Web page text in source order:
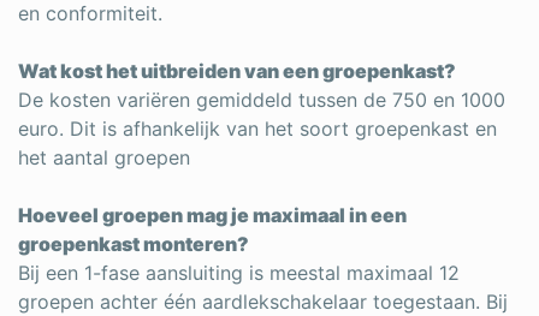
en conformiteit.
Wat kost het uitbreiden van een groepenkast?
De kosten variëren gemiddeld tussen de 750 en 1000
euro. Dit is afhankelijk van het soort groepenkast en
het aantal groepen
Hoeveel groepen mag je maximaal in een
groepenkast monteren?
Bij een 1-fase aansluiting is meestal maximaal 12
groepen achter één aardlekschakelaar toegestaan. Bij